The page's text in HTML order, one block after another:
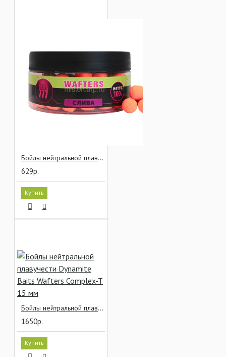
Бойлы нейтральной плавучести 777 Baits Wafters Слива 12x14 мм
629р.
Купить
Бойлы нейтральной плавучести Dynamite Baits Wafters Complex-T 15 мм
1650р.
Купить